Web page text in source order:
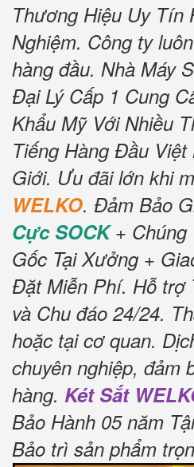
Thương Hiệu Uy Tín
Nghiệm. Công ty
hàng đầu. Nhà Máy
Đại Lý Cấp 1 Cung
Khẩu Mỹ Với Nhiều
Tiếng Hàng Đầu
Giới. Ưu đãi lớn khi
WELKO. Đảm Bảo
Cực SOCK+ Chúng
Gốc Tại Xưởng +
Đặt Miễn Phí. Hỗ trợ
và Chu đáo 24/24.
hoặc tại cơ quan.
chuyên nghiệp, đảm
hàng. Két Sắt
Bảo Hành 05 năm
Bảo trì sản phẩm